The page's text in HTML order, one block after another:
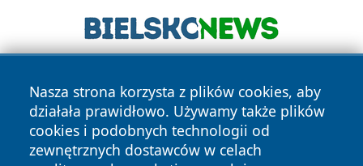
Nasza strona korzysta z plików cookies, aby
działała prawidłowo. Używamy także plików
cookies i podobnych technologii od
zewnętrznych dostawców w celach